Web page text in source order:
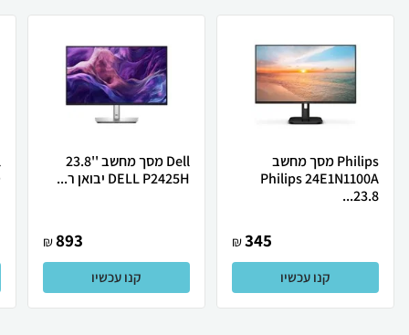
Philips מסך מחשב
Philips 24E1N1100A
23.8...
345
₪
קנו עכשיו
Dell מסך מחשב ''23.8
DELL P2425H יבואן ר...
893
₪
קנו עכשיו